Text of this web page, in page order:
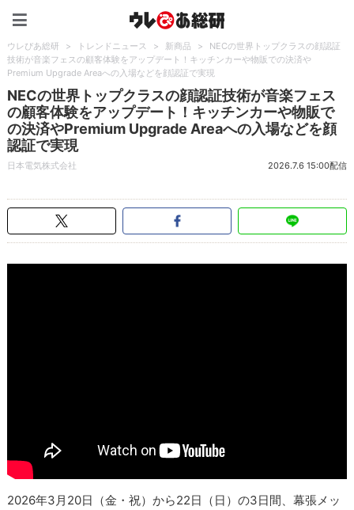
ウレぴあ総研 > トレンドニュース > 新商品 >
NECの世界トップクラスの顔認証
技術が音楽フェスの顧客体験をアップデート！キッチンカーや物販での決済や
Premium Upgrade Areaへの入場などを顔認証で実現
NECの世界トップクラスの顔認証技術が音楽フェス
の顧客体験をアップデート！キッチンカーや物販で
の決済やPremium Upgrade Areaへの入場などを顔
認証で実現
日本電気株式会社 2026.7.6 15:00配信
2026年3月20日（金・祝）から22日（日）の3日間、幕張メッ